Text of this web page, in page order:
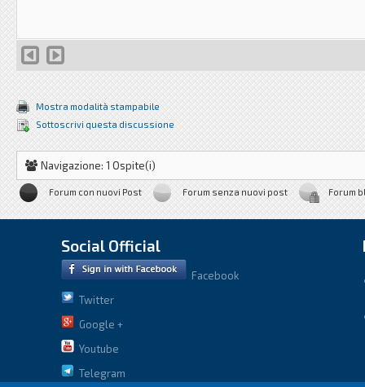
Mostra modalità stampabile
Sottoscrivi questa discussione
Navigazione: 1 Ospite(i)
Forum con nuovi Post Forum senza nuovi post Forum
Social Official
Facebook
Twitter
Google +
Youtube
Telegram